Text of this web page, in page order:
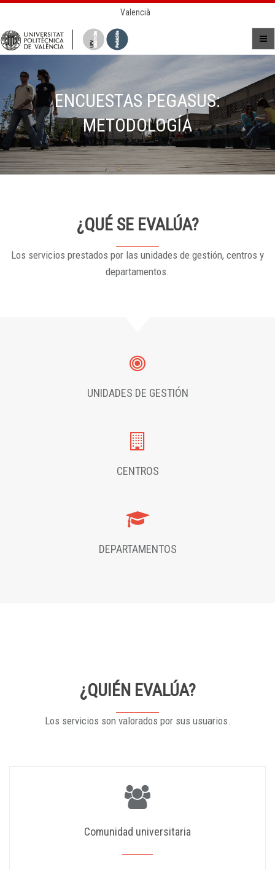
Valencià
ENCUESTAS PEGASUS:
METODOLOGÍA
¿QUÉ SE EVALÚA?
Los servicios prestados por las unidades de gestión, centros y
departamentos.
UNIDADES DE GESTIÓN
CENTROS
DEPARTAMENTOS
¿QUIÉN EVALÚA?
Los servicios son valorados por sus usuarios.
Comunidad universitaria